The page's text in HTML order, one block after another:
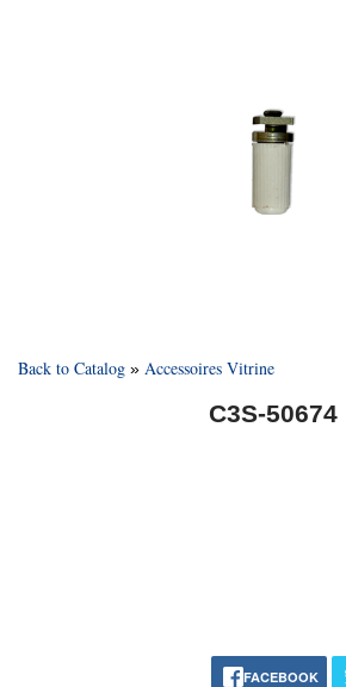
Back to Catalog Accessoires Vitrine
C3S-50674
FACEBOOK